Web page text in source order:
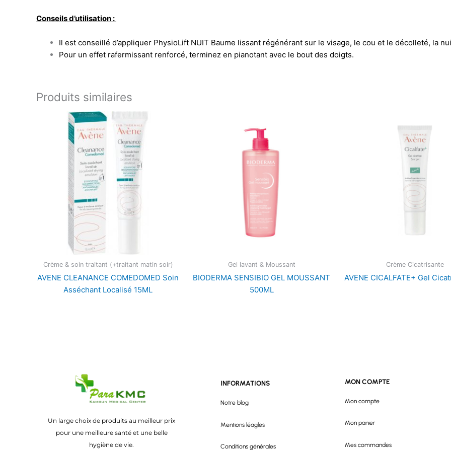
Conseils d’utilisation :
Il est conseillé d’appliquer PhysioLift NUIT Baume lissant régénérant sur le visage, le cou et le décolleté, la
Pour un effet rafermissant renforcé, terminez en pianotant avec le bout des doigts.
Produits similaires
Crème & soin traitant (+traitant matin soir)
AVENE CLEANANCE COMEDOMED Soin
Asséchant Localisé 15ML
Gel lavant & Moussant
BIODERMA SENSIBIO GEL MOUSSANT
500ML
Crème Cicatrisante
AVENE CICALFATE+ Gel
Un large choix de produits au meilleur prix
pour une meilleure santé et une belle
hygiène de vie.
INFORMATIONS
Notre blog
Mentions léagles
Conditions générales
MON COMPTE
Mon compte
Mon panier
Mes commandes